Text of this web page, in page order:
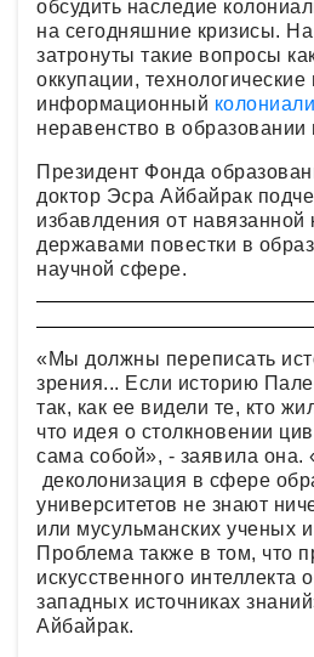
обсудить наследие
на сегодняшние кризисы.
затронуты такие вопросы
оккупации,
информационный
неравенство в образовании
Президент Фонда
доктор Эсра Айбайрак
избавлдения от
державами повестки в
научной сфере.
«Мы должны переписать
зрения... Если историю
так, как ее видели те, кто
что идея о столкновении
сама собой», - заявила
деколонизация в сфере
университетов не знают
или мусульманских ученых
Проблема также в том, что
искусственного интеллекта
западных источниках
Айбайрак.